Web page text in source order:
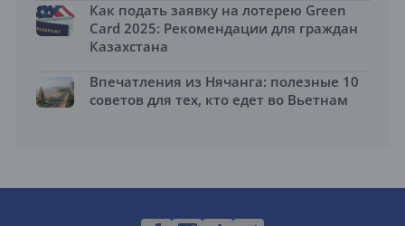
Как подать заявку на лотерею Green
Card 2025: Рекомендации для граждан
Казахстана
Впечатления из Нячанга: полезные 10
советов для тех, кто едет во Вьетнам